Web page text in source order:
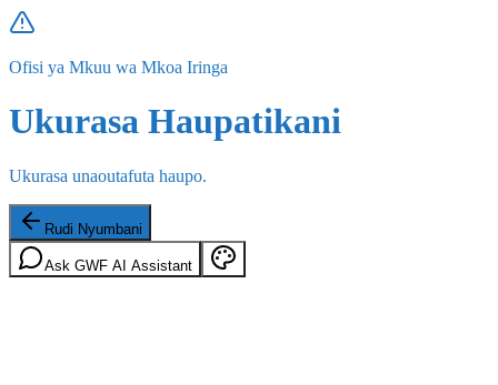
Ofisi ya Mkuu wa Mkoa Iringa
Ukurasa Haupatikani
Ukurasa unaoutafuta haupo.
Rudi Nyumbani
Ask GWF AI Assistant